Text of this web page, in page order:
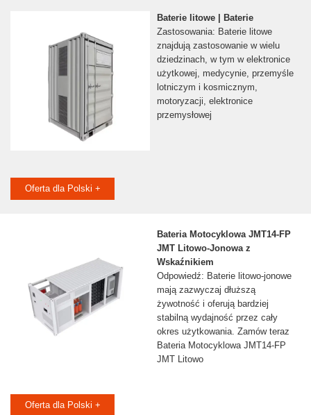
Baterie litowe | Baterie
Zastosowania: Baterie litowe
znajdują zastosowanie w wielu
dziedzinach, w tym w elektronice
użytkowej, medycynie, przemyśle
lotniczym i kosmicznym,
motoryzacji, elektronice
przemysłowej
Oferta dla Polski +
Bateria Motocyklowa JMT14-FP
JMT Litowo-Jonowa z
Wskaźnikiem
Odpowiedź: Baterie litowo-jonowe
mają zazwyczaj dłuższą
żywotność i oferują bardziej
stabilną wydajność przez cały
okres użytkowania. Zamów teraz
Bateria Motocyklowa JMT14-FP
JMT Litowo
Oferta dla Polski +